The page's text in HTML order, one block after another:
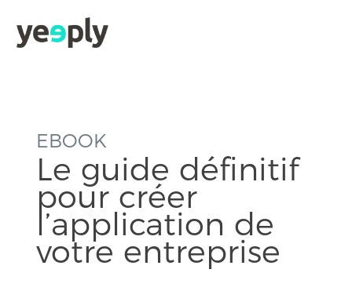
EBOOK
Le guide définitif
pour créer
l’application de
votre entreprise